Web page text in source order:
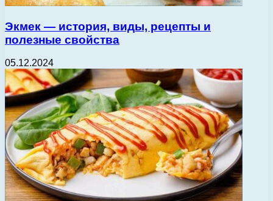
Экмек — история, виды, рецепты и
полезные свойства
05.12.2024